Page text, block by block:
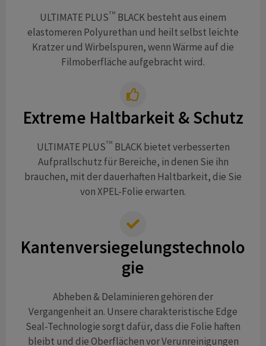
ULTIMATE PLUSTM BLACK besteht aus einem
elastomeren Polyurethan und heilt selbst leichte
Kratzer und Wirbelspuren, wenn Wärme auf die
Filmoberfläche aufgebracht wird.
Extreme Haltbarkeit & Schutz
ULTIMATE PLUSTM BLACK bietet verbesserten
Aufprallschutz für Bereiche, in denen Sie ihn
brauchen, mit der dauerhaften Haltbarkeit, die Sie
von XPEL-Folie erwarten.
Kantenversiegelungstechnolo
gie
Abheben & Delaminieren gehören der
Vergangenheit an. Unsere charakteristische Edge
Seal-Technologie sorgt dafür, dass die Folie haften
bleibt und die Oberflächen vor Verunreinigungen